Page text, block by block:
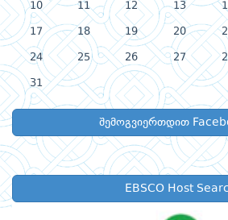
10 11 12 13
17 18 19 20
24 25 26 27
31
შემოგვიერთდით
EBSCO Host